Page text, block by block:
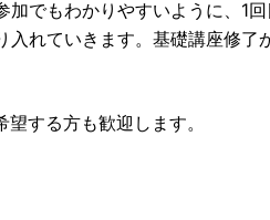
でもわかりやすいように、1回
れていきます。基礎講座修了
する方も歓迎します。